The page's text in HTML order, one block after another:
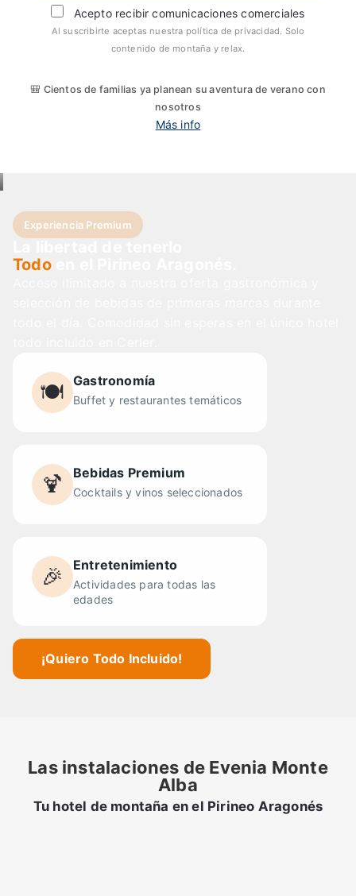
Acepto recibir comunicaciones comerciales
Al suscribirte aceptas nuestra política de privacidad. Solo
contenido de montaña y relax.
🎒 Cientos de familias ya planean su aventura de verano con
nosotros
Más info
Experiencia Premium
Todoen el Pirineo Aragonés.
🍽️ Gastronomía
Buffet y restaurantes temáticos
🍹 Bebidas Premium
Cocktails y vinos seleccionados
🎉 Entretenimiento
Actividades para todas las
edades
¡Quiero Todo Incluido!
Las instalaciones de Evenia Monte
Alba
Tu hotel de montaña en el Pirineo Aragonés